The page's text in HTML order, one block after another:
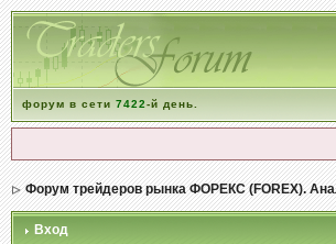
форум в сети 7422-й день.
Форум трейдеров рынка ФОРЕКС (FOREX).
Вход